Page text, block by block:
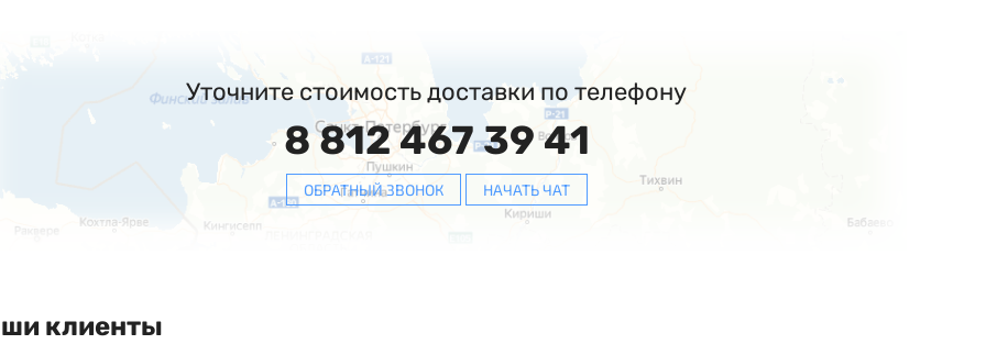
Уточните стоимость доставки по телефону
8 812 467 39 41
ОБРАТНЫЙ ЗВОНОК НАЧАТЬ ЧАТ
клиенты